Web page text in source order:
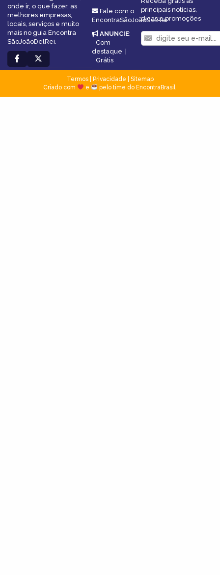
onde ir, o que fazer, as
melhores empresas,
locais, serviços e muito
mais no guia Encontra
SãoJoãoDelRei.
Fale com o
EncontraSãoJoãoDelRei
ANUNCIE:
Com
destaque |
Grátis
principais notícias,
dicas e promoções
Termos| Privacidade
Sitemap
Criado com
e pelo time do EncontraBrasil